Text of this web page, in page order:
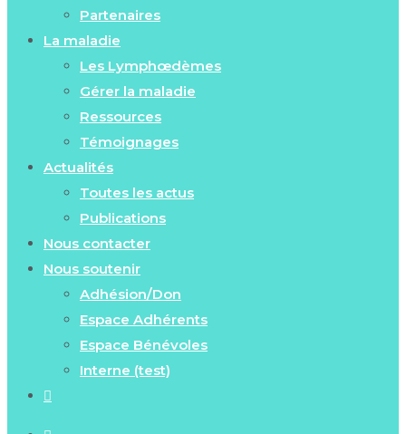
Partenaires
La maladie
Les Lymphœdèmes
Gérer la maladie
Ressources
Témoignages
Actualités
Toutes les actus
Publications
Nous contacter
Nous soutenir
Adhésion/Don
Espace Adhérents
Espace Bénévoles
Interne (test)